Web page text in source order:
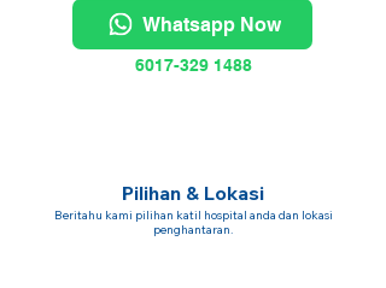
Whatsapp Now
6017-329 1488
Pilihan & Lokasi
Beritahu kami pilihan katil hospital anda dan lokasi
penghantaran.